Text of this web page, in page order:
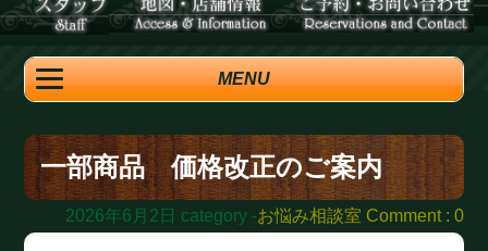
MENU
一部商品 価格改正のご案内
2026年6月2日 category -お悩み相談室 Comment : 0